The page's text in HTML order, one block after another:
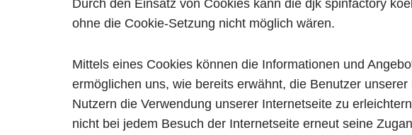
Durch den Einsatz von Cookies kann die djk spinfactory
ohne die Cookie-Setzung nicht möglich wären.
Mittels eines Cookies können die Informationen und
ermöglichen uns, wie bereits erwähnt, die Benutzer
Nutzern die Verwendung unserer Internetseite zu
nicht bei jedem Besuch der Internetseite erneut seine